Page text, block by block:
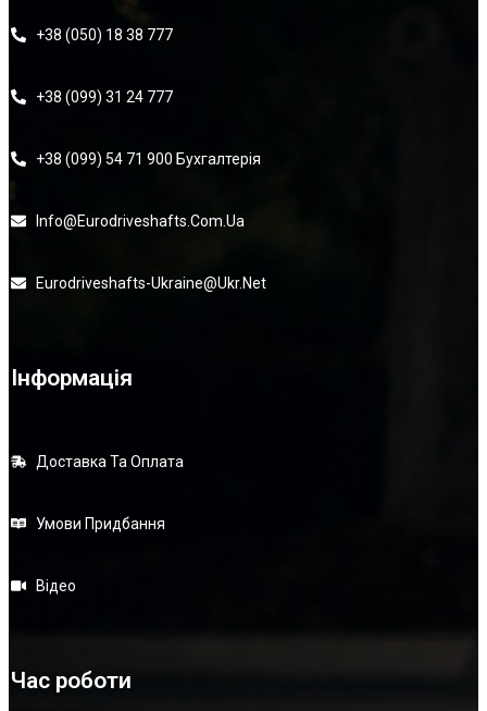
+38 (050) 18 38 777
+38 (099) 31 24 777
+38 (099) 54 71 900 Бухгалтерія
Info@eurodriveshafts.com.ua
Eurodriveshafts-Ukraine@ukr.net
Інформація
Доставка Та Оплата
Умови Придбання
Відео
Час роботи